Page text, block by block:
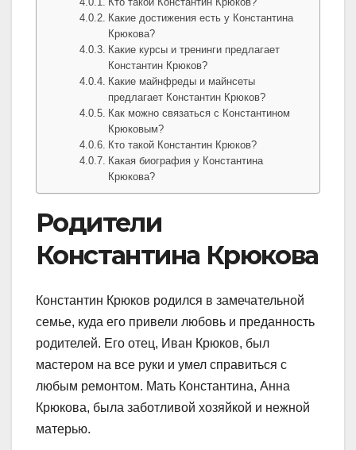
Какие достижения есть у Константина
Крюкова?
Какие курсы и тренинги предлагает
Константин Крюков?
Какие майнфреды и майнсеты
предлагает Константин Крюков?
Как можно связаться с Константином
Крюковым?
Кто такой Константин Крюков?
Какая биография у Константина
Крюкова?
Родители
Константина Крюкова
Константин Крюков родился в замечательной
семье, куда его привели любовь и преданность
родителей. Его отец, Иван Крюков, был
мастером на все руки и умел справиться с
любым ремонтом. Мать Константина, Анна
Крюкова, была заботливой хозяйкой и нежной
матерью.